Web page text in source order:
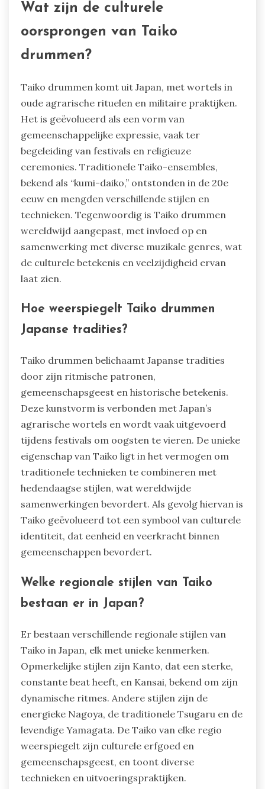
Wat zijn de culturele
oorsprongen van Taiko
drummen?
Taiko drummen komt uit Japan, met wortels in
oude agrarische rituelen en militaire praktijken.
Het is geëvolueerd als een vorm van
gemeenschappelijke expressie, vaak ter
begeleiding van festivals en religieuze
ceremonies. Traditionele Taiko-ensembles,
bekend als “kumi-daiko,” ontstonden in de 20e
eeuw en mengden verschillende stijlen en
technieken. Tegenwoordig is Taiko drummen
wereldwijd aangepast, met invloed op en
samenwerking met diverse muzikale genres, wat
de culturele betekenis en veelzijdigheid ervan
laat zien.
Hoe weerspiegelt Taiko drummen
Japanse tradities?
Taiko drummen belichaamt Japanse tradities
door zijn ritmische patronen,
gemeenschapsgeest en historische betekenis.
Deze kunstvorm is verbonden met Japan’s
agrarische wortels en wordt vaak uitgevoerd
tijdens festivals om oogsten te vieren. De unieke
eigenschap van Taiko ligt in het vermogen om
traditionele technieken te combineren met
hedendaagse stijlen, wat wereldwijde
samenwerkingen bevordert. Als gevolg hiervan is
Taiko geëvolueerd tot een symbool van culturele
identiteit, dat eenheid en veerkracht binnen
gemeenschappen bevordert.
Welke regionale stijlen van Taiko
bestaan er in Japan?
Er bestaan verschillende regionale stijlen van
Taiko in Japan, elk met unieke kenmerken.
Opmerkelijke stijlen zijn Kanto, dat een sterke,
constante beat heeft, en Kansai, bekend om zijn
dynamische ritmes. Andere stijlen zijn de
energieke Nagoya, de traditionele Tsugaru en de
levendige Yamagata. De Taiko van elke regio
weerspiegelt zijn culturele erfgoed en
gemeenschapsgeest, en toont diverse
technieken en uitvoeringspraktijken.